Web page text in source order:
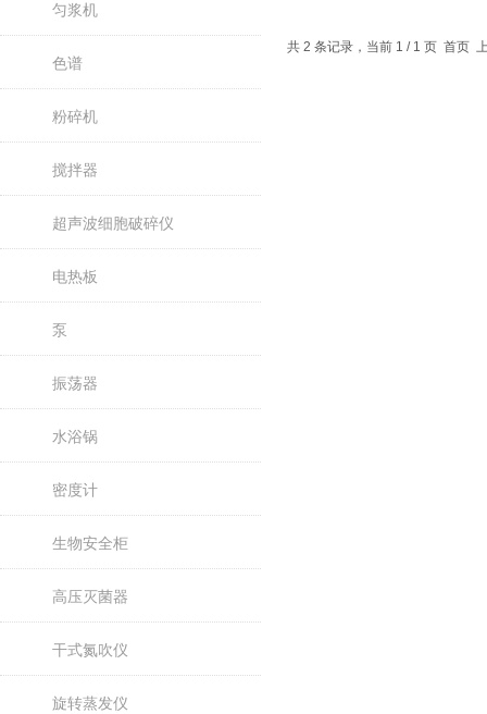
匀浆机
色谱
粉碎机
搅拌器
超声波细胞破碎仪
电热板
泵
振荡器
水浴锅
密度计
生物安全柜
高压灭菌器
干式氮吹仪
旋转蒸发仪
共 2 条记录，当前 1 / 1 页 首页